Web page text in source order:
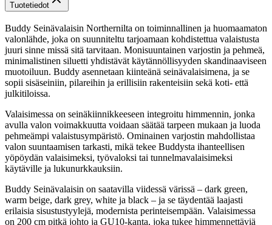
Tuotetiedot
Buddy Seinävalaisin Northernilta on toiminnallinen ja huomaamaton
valonlähde, joka on suunniteltu tarjoamaan kohdistettua valaistusta
juuri sinne missä sitä tarvitaan. Monisuuntainen varjostin ja pehmeä,
minimalistinen siluetti yhdistävät käytännöllisyyden skandinaaviseen
muotoiluun. Buddy asennetaan kiinteänä seinävalaisimena, ja se
sopii sisäseiniin, pilareihin ja erillisiin rakenteisiin sekä koti- että
julkitiloissa.
Valaisimessa on seinäkiinnikkeeseen integroitu himmennin, jonka
avulla valon voimakkuutta voidaan säätää tarpeen mukaan ja luoda
pehmeämpi valaistusympäristö. Ominainen varjostin mahdollistaa
valon suuntaamisen tarkasti, mikä tekee Buddysta ihanteellisen
yöpöydän valaisimeksi, työvaloksi tai tunnelmavalaisimeksi
käytäville ja lukunurkkauksiin.
Buddy Seinävalaisin on saatavilla viidessä värissä – dark green,
warm beige, dark grey, white ja black – ja se täydentää laajasti
erilaisia sisustustyylejä, modernista perinteisempään. Valaisimessa
on 200 cm pitkä johto ja GU10-kanta, joka tukee himmennettäviä